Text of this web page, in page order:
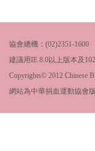
協會總機：(02)2351-
建議用IE 8.0以上版本及
Copyrights© 2012 Chinese
網站為中華捐血運動協會